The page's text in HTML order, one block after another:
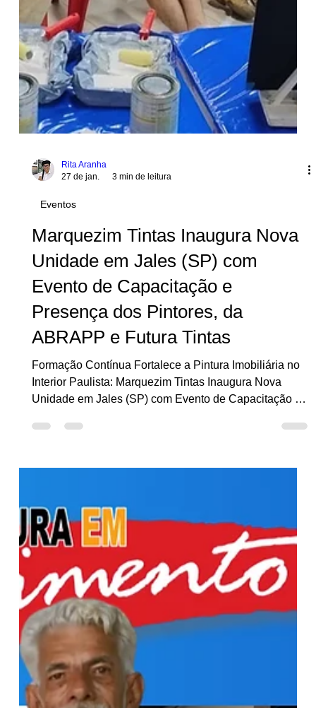
27 de jan.
Eventos
Marquezim Tintas Inaugura Nova
Unidade em Jales (SP) com
Evento de Capacitação e
Presença dos Pintores, da
ABRAPP e Futura Tintas
Formação Contínua Fortalece a Pintura Imobiliária no
Unidade em Jales (SP) com Evento de Capacitação e
novembro de 2025, de um relevante encontro
promovido pela Marquezim Tintas em parceria com a
Futura e a ABRAPP , reu